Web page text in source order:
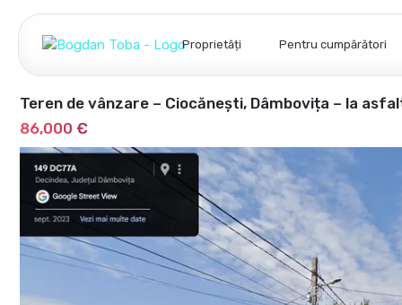
Proprietăți Pentru cumpărători
Teren de vânzare – Ciocănești, Dâmbovița – la
86,000 €